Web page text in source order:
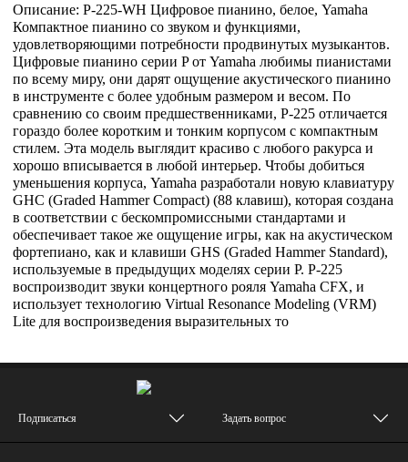
Описание: P-225-WH Цифровое пианино, белое, Yamaha
Компактное пианино со звуком и функциями,
удовлетворяющими потребности продвинутых музыкантов.
Цифровые пианино серии P от Yamaha любимы пианистами
по всему миру, они дарят ощущение акустического пианино
в инструменте с более удобным размером и весом. По
сравнению со своим предшественниками, P-225 отличается
гораздо более коротким и тонким корпусом с компактным
стилем. Эта модель выглядит красиво с любого ракурса и
хорошо вписывается в любой интерьер. Чтобы добиться
уменьшения корпуса, Yamaha разработали новую клавиатуру
GHC (Graded Hammer Compact) (88 клавиш), которая создана
в соответствии с бескомпромиссными стандартами и
обеспечивает такое же ощущение игры, как на акустическом
фортепиано, как и клавиши GHS (Graded Hammer Standard),
используемые в предыдущих моделях серии P. P-225
воспроизводит звуки концертного рояля Yamaha CFX, и
использует технологию Virtual Resonance Modeling (VRM)
Lite для воспроизведения выразительных то
Подписаться Задать вопрос